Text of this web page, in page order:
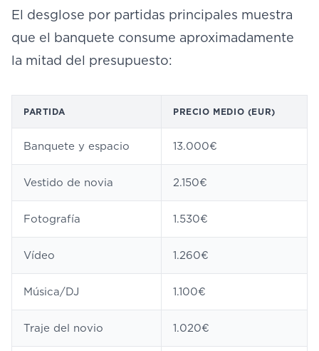
El desglose por partidas principales muestra
que el banquete consume aproximadamente
la mitad del presupuesto:
PARTIDA PRECIO MEDIO (EUR)
Banquete y espacio 13.000€
Vestido de novia 2.150€
Fotografía 1.530€
Vídeo 1.260€
Música/DJ 1.100€
Traje del novio 1.020€